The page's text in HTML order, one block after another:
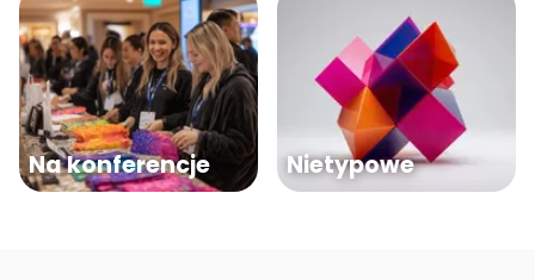
Na konferencje Nietypowe